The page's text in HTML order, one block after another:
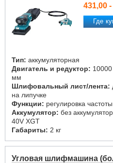
431,00
Где
Тип: аккумуляторная
Двигатель и редуктор:
мм
Шлифовальный лист/лента:
на липучке
Функции: регулировка
Аккумулятор: без
40V XGT
Габариты: 2 кг
Угловая шлифмашина